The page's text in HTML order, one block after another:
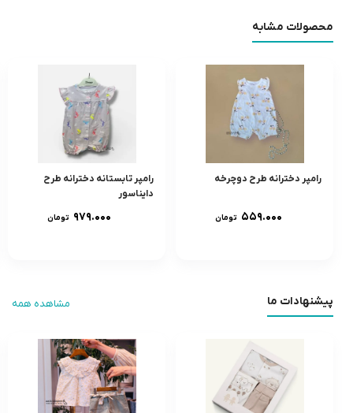
محصولات مشابه
رامپر دخترانه طرح دوچرخه
۵۵۹.۰۰۰ تومان
رامپر تابستانه دخترانه طرح
دایناسور
۹۷۹.۰۰۰ تومان
پیشنهادات ما مشاهده همه